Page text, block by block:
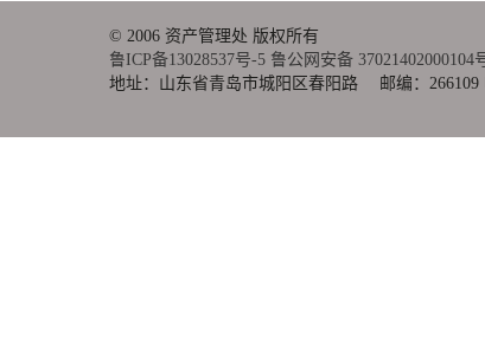
© 2006 资产管理处 版权所有
鲁ICP备13028537号-5 鲁公网安备 37021402000104
地址：山东省青岛市城阳区春阳路 邮编：266109